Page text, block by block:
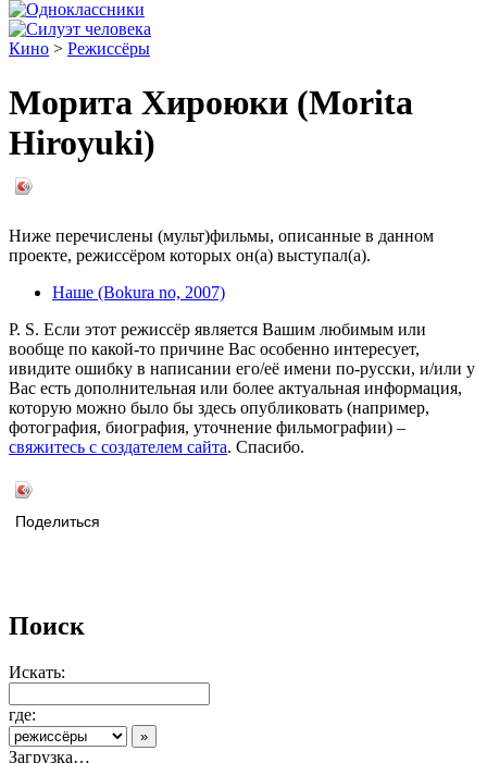
Кино > Режиссёры
Морита Хироюки (Morita
Hiroyuki)
Ниже перечислены (мульт)фильмы, описанные в данном
проекте, режиссёром которых он(а) выступал(а).
Наше (Bokura no, 2007)
P. S. Если этот режиссёр является Вашим любимым или
вообще по какой-то причине Вас особенно интересует,
ивидите ошибку в написании его/её имени по-русски, и/или у
Вас есть дополнительная или более актуальная информация,
которую можно было бы здесь опубликовать (например,
фотография, биография, уточнение фильмографии) –
свяжитесь с создателем сайта. Спасибо.
Поделиться
Поиск
Искать:
где:
Загрузка…